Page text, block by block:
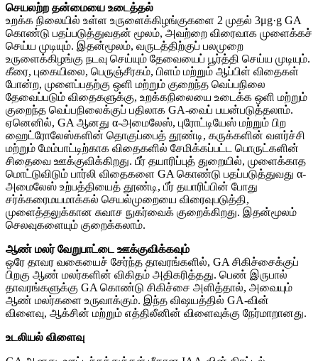
செயலற்ற தன்மையை உடைத்தல்
உறக்க நிலையில் உள்ள உருளைக்கிழங்குகளை 2 முதல் 3μg·g GA
கொண்டு பதப்படுத்துவதன் மூலம், அவற்றை விரைவாக முளைக்கச்
செய்ய முடியும். இதன்மூலம், வருடத்திற்குப் பலமுறை
உருளைக்கிழங்கு நடவு செய்யும் தேவையைப் பூர்த்தி செய்ய முடியும்.
கீரை, புகையிலை, பெருஞ்சீரகம், பிளம் மற்றும் ஆப்பிள் விதைகள்
போன்ற, முளைப்பதற்கு ஒளி மற்றும் குறைந்த வெப்பநிலை
தேவைப்படும் விதைகளுக்கு, உறக்கநிலையை உடைக்க ஒளி மற்றும்
குறைந்த வெப்பநிலைக்குப் பதிலாக GA-வைப் பயன்படுத்தலாம்.
ஏனெனில், GA ஆனது α-அமைலேஸ், புரோட்டியேஸ் மற்றும் பிற
ஹைட்ரோலேஸ்களின் தொகுப்பைத் தூண்டி, கருக்களின் வளர்ச்சி
மற்றும் மேம்பாட்டிற்காக விதைகளில் சேமிக்கப்பட்ட பொருட்களின்
சிதைவை ஊக்குவிக்கிறது. பீர் தயாரிப்புத் துறையில், முளைக்காத
மொட்டுவிடும் பார்லி விதைகளை GA கொண்டு பதப்படுத்துவது α-
அமைலேஸ் உற்பத்தியைத் தூண்டி, பீர் தயாரிப்பின் போது
சர்க்கரைமயமாக்கல் செயல்முறையை விரைவுபடுத்தி,
முளைத்தலுக்கான சுவாச நுகர்வைக் குறைக்கிறது. இதன்மூலம்
செலவுகளையும் குறைக்கலாம்.
ஆண் மலர் வேறுபாட்டை ஊக்குவிக்கவும்
ஒரே தாவர வகையைச் சேர்ந்த தாவரங்களில், GA சிகிச்சைக்குப்
பிறகு ஆண் மலர்களின் விகிதம் அதிகரித்தது. பெண் இருபால்
தாவரங்களுக்கு GA கொண்டு சிகிச்சை அளித்தால், அவையும்
ஆண் மலர்களை உருவாக்கும். இந்த விஷயத்தில் GA-வின்
விளைவு, ஆக்சின் மற்றும் எத்திலீனின் விளைவுக்கு நேர்மாறானது.
உடலியல் விளைவு